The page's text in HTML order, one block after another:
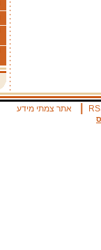
אתר צמתי מידע